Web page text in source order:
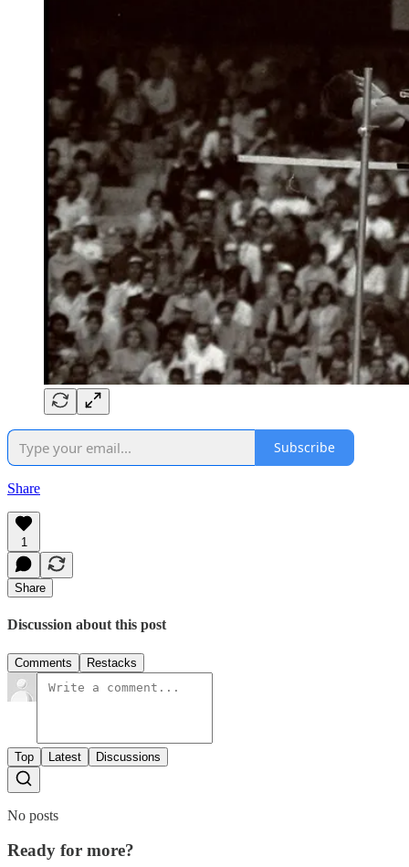
Subscribe
Share
1
Share
Discussion about this post
Comments Restacks
Top Latest Discussions
No posts
Ready for more?